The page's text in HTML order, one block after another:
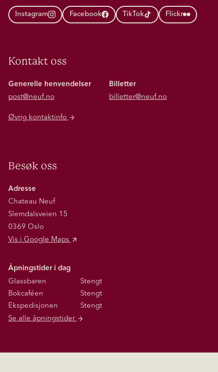
Instagram Facebook TikTok Flickr
Kontakt oss
Generelle henvendelser
post@neuf.no
Billetter
billetter@neuf.no
Øvrig kontaktinfo
Besøk oss
Adresse
Chateau Neuf
Slemdalsveien 15
0369 Oslo
Vis i Google Maps
Åpningstider i dag
Glassbaren
Stengt
Bokcaféen
Stengt
Ekspedisjonen
Stengt
Se alle åpningstider